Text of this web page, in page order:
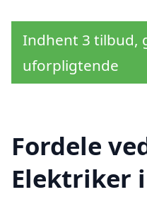
Indhent 3 tilbud,
uforpligtende
Fordele
Elektriker